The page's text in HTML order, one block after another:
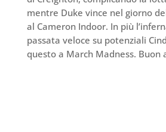
mentre Duke vince nel giorno
al Cameron Indoor. In più
passata veloce su potenziali
questo a March Madness. Buon